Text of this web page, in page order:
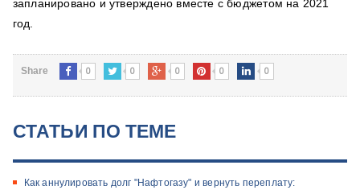
запланировано и утверждено вместе с бюджетом на 2021
год.
Share 0 0 0 0 0
СТАТЬИ ПО ТЕМЕ
Как аннулировать долг "Нафтогазу" и вернуть переплату: